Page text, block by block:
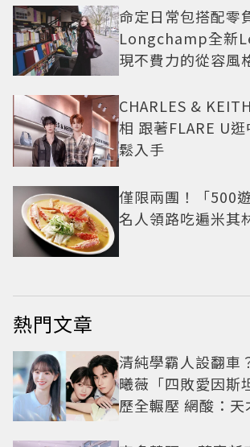
命定日常包搭配零
Longchamp全新
現不費力的從容風
CHARLES &
相 跟著FLARE U
鬆入手
僅限兩團！「500
名人領路吃遍米其
熱門文章
清純學霸人設翻車
曦薇「四敗愛因斯
歷全輾壓 網酸：天